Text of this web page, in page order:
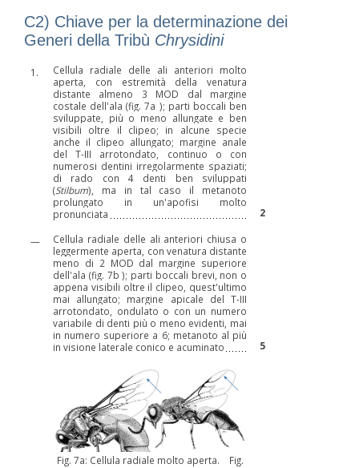
C2) Chiave per la determinazione dei
Generi della Tribù Chrysidini
1.
Cellula radiale delle ali anteriori molto
aperta, con estremità della venatura
distante almeno 3 MOD dal margine
costale dell'ala (fig. 7a ); parti boccali ben
sviluppate, più o meno allungate e ben
visibili oltre il clipeo; in alcune specie
anche il clipeo allungato; margine anale
del T-III arrotondato, continuo o con
numerosi dentini irregolarmente spaziati;
di rado con 4 denti ben sviluppati
(Stilbum), ma in tal caso il metanoto
prolungato in un'apofisi molto
pronunciata
2
—
Cellula radiale delle ali anteriori chiusa o
leggermente aperta, con venatura distante
meno di 2 MOD dal margine superiore
dell'ala (fig. 7b); parti boccali brevi, non o
appena visibili oltre il clipeo, quest'ultimo
mai allungato; margine apicale del T-III
arrotondato, ondulato o con un numero
variabile di denti più o meno evidenti, mai
in numero superiore a 6; metanoto al più
in visione laterale conico e acuminato
5
Fig. 7a: Cellula radiale molto aperta. Fig.